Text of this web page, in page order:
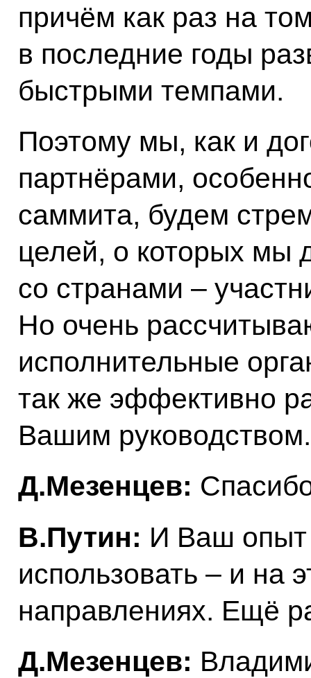
причём как раз на
в последние годы
быстрыми темпами.
Поэтому мы, как и
партнёрами,
саммита, будем
целей, о которых мы
со странами –
Но очень
исполнительные
так же эффективно
Вашим руководством.
Д.Мезенцев:
В.Путин: И Ваш опыт
использовать – и на
направлениях. Ещё
Д.Мезенцев: